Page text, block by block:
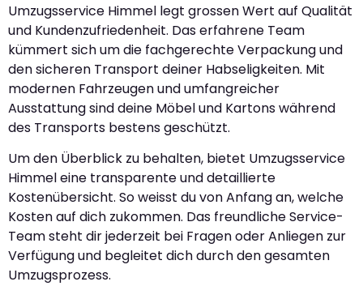
Umzugsservice Himmel legt grossen Wert auf Qualität
und Kundenzufriedenheit. Das erfahrene Team
kümmert sich um die fachgerechte Verpackung und
den sicheren Transport deiner Habseligkeiten. Mit
modernen Fahrzeugen und umfangreicher
Ausstattung sind deine Möbel und Kartons während
des Transports bestens geschützt.
Um den Überblick zu behalten, bietet Umzugsservice
Himmel eine transparente und detaillierte
Kostenübersicht. So weisst du von Anfang an, welche
Kosten auf dich zukommen. Das freundliche Service-
Team steht dir jederzeit bei Fragen oder Anliegen zur
Verfügung und begleitet dich durch den gesamten
Umzugsprozess.